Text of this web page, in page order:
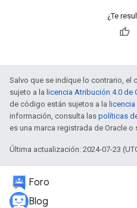
¿Te
Salvo que se indique lo contrario, el
sujeto a la licencia Atribución 4.0 de
de código están sujetos a la
información, consulta las políticas
es una marca registrada de Oracle o
Última actualización: 2024-07-23
Foro
Blog